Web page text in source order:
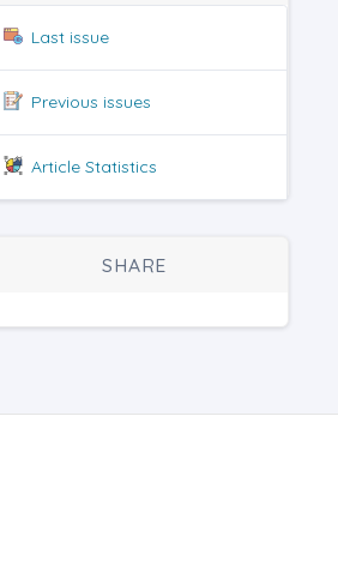
Last issue
Previous issues
Article Statistics
SHARE